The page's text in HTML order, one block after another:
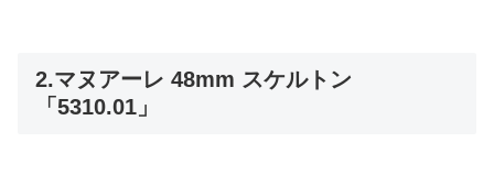
2.マヌアーレ 48mm スケルトン
「5310.01」